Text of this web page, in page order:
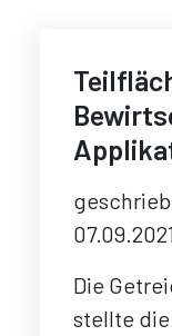
Die
stellte